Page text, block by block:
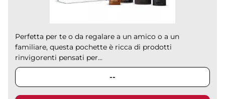
Perfetta per te o da regalare a un amico o a un
familiare, questa pochette è ricca di prodotti
rinvigorenti pensati per...
--